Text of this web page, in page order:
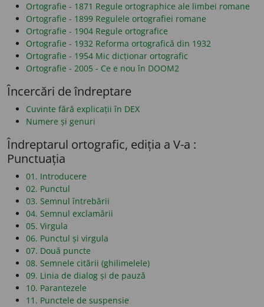
Ortografie - 1871 Regule ortographice ale limbei romane
Ortografie - 1899 Regulele ortografiei romane
Ortografie - 1904 Regule ortografice
Ortografie - 1932 Reforma ortografică din 1932
Ortografie - 1954 Mic dicționar ortografic
Ortografie - 2005 - Ce e nou în DOOM2
Încercări de îndreptare
Cuvinte fără explicații în DEX
Numere și genuri
Îndreptarul ortografic, ediția a V-a :
Punctuația
01. Introducere
02. Punctul
03. Semnul întrebării
04. Semnul exclamării
05. Virgula
06. Punctul și virgula
07. Două puncte
08. Semnele citării (ghilimelele)
09. Linia de dialog și de pauză
10. Parantezele
11. Punctele de suspensie